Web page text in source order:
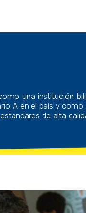
una institución
A en el país y
de alta